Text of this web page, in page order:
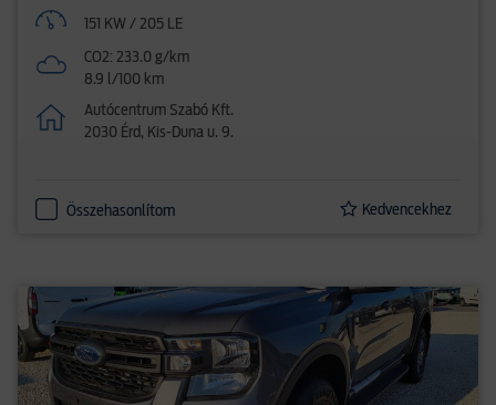
151 KW / 205 LE
CO2: 233.0 g/km
8.9 l/100 km
Autócentrum Szabó Kft.
2030 Érd, Kis-Duna u. 9.
Összehasonlítom Kedvencekhez